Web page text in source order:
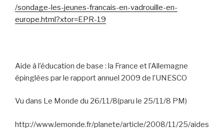
/sondage-les-jeunes-francais-en-vadrouille-en-
europe.html?xtor=EPR-19
Aide à l’éducation de base : la France et l’Allemagne
épinglées par le rapport annuel 2009 de l’UNESCO
Vu dans Le Monde du 26/11/8(paru le 25/11/8 PM)
http://www.lemonde.fr/planete/article/2008/11/25/aides